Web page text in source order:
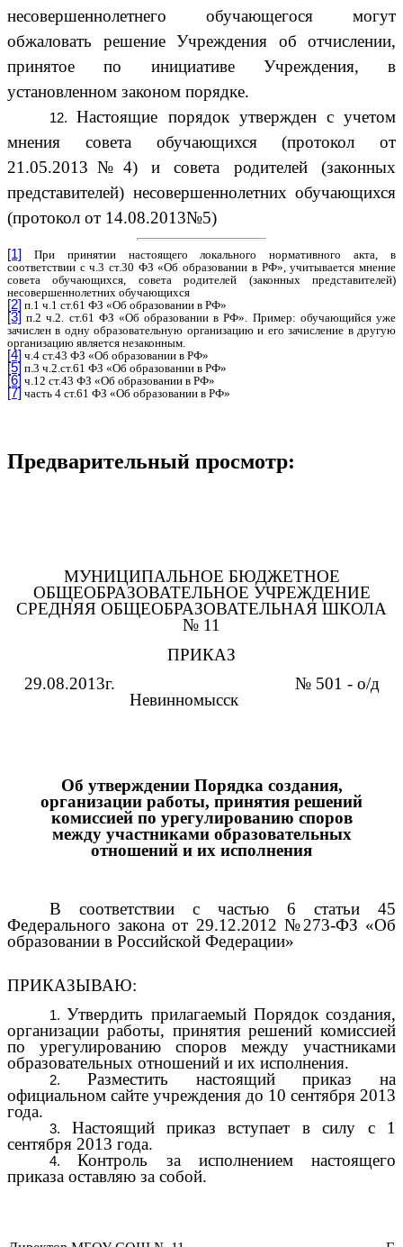
несовершеннолетнего обучающегося могут
обжаловать решение Учреждения об отчислении,
принятое по инициативе Учреждения, в
установленном законом порядке.
Настоящие порядок утвержден с учетом
мнения совета обучающихся (протокол от
21.05.2013№4) и совета родителей (законных
представителей) несовершеннолетних обучающихся
(протокол от 14.08.2013№5)
[1]
При принятии настоящего локального нормативного акта, в
соответствии с ч.3 ст.30 ФЗ «Об образовании в РФ», учитывается мнение
совета обучающихся, совета родителей (законных представителей)
несовершеннолетних обучающихся
[2] п.1 ч.1 ст.61 ФЗ «Об образовании в РФ»
[3] п.2 ч.2. ст.61 ФЗ «Об образовании в РФ». Пример: обучающийся уже
зачислен в одну образовательную организацию и его зачисление в другую
организацию является незаконным.
[4] ч.4 ст.43 ФЗ «Об образовании в РФ»
[5] п.3 ч.2.ст.61 ФЗ «Об образовании в РФ»
[6] ч.12 ст.43 ФЗ «Об образовании в РФ»
[7] часть 4 ст.61 ФЗ «Об образовании в РФ»
Предварительный просмотр:
МУНИЦИПАЛЬНОЕ БЮДЖЕТНОЕ
ОБЩЕОБРАЗОВАТЕЛЬНОЕ УЧРЕЖДЕНИЕ
СРЕДНЯЯ ОБЩЕОБРАЗОВАТЕЛЬНАЯ ШКОЛА
№ 11
ПРИКАЗ
29.08.2013г. № 501 - о/д
Невинномысск
Об утверждении Порядка создания,
организации работы, принятия решений
комиссией по урегулированию споров
между участниками образовательных
отношений и их исполнения
В соответствии с частью 6 статьи 45
Федерального закона от 29.12.2012 №273-ФЗ «Об
образовании в Российской Федерации»
ПРИКАЗЫВАЮ:
Утвердить прилагаемый Порядок создания,
организации работы, принятия решений комиссией
по урегулированию споров между участниками
образовательных отношений и их исполнения.
Разместить настоящий приказ на
официальном сайте учреждения до 10 сентября 2013
года.
Настоящий приказ вступает в силу с 1
сентября 2013 года.
Контроль за исполнением настоящего
приказа оставляю за собой.